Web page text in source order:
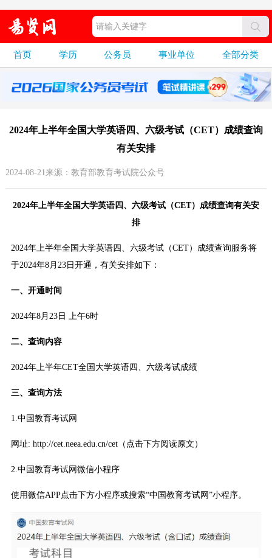
首页 学历 公务员 事业单位 全部分类
2024年上半年全国大学英语四、六级考试（CET）成绩查询
有关安排
2024-08-21来源：教育部教育考试院公众号
2024年上半年全国大学英语四、六级考试（CET）成绩查询有关安
排
2024年上半年全国大学英语四、六级考试（CET）成绩查询服务将
于2024年8月23日开通，有关安排如下：
一、开通时间
2024年8月23日 上午6时
二、查询内容
2024年上半年CET全国大学英语四、六级考试成绩
三、查询方法
1.中国教育考试网
网址: http://cet.neea.edu.cn/cet（点击下方阅读原文）
2.中国教育考试网微信小程序
使用微信APP点击下方小程序或搜索“中国教育考试网”小程序。